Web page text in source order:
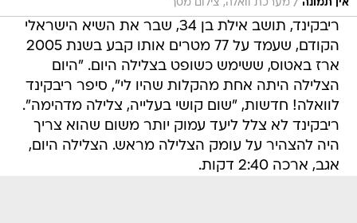
אין תמונה / מערכת וואלה, צילום מסך
ריבקינד, תושב אילת בן 34, שבר את השיא הישראלי
הקודם, שעמד על 77 מטרים אותו קבע בשנת 2005
ארז באטוס, ששימש כשופט בצלילה היום. "היום
הצלילה היתה אחת מהקלות שהיו לי", סיפר ריבקינד
לוואלה! חדשות, "שום קושי בעלייה, צלילה מדהימה".
ריבקינד לא צלל ליעד עמוק יותר משום שהוא צריך
היה להצהיר על עומק הצלילה מראש. הצלילה היום,
אגב, ארכה 2:40 דקות.